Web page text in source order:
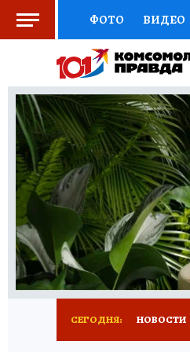
ФОТО ВИДЕО
ВЫБОР
КНИЖНАЯ ПОЛКА
ПРЕСС-ЦЕНТР
РАДИО КП
СЕГОДНЯ: НОВОСТИ